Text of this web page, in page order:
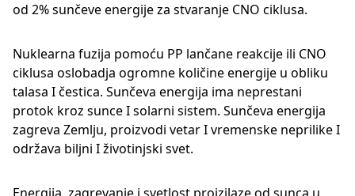
od 2% sunčeve energije za stvaranje CNO ciklusa.
Nuklearna fuzija pomoću PP lančane reakcije ili CNO
ciklusa oslobadja ogromne količine energije u obliku
talasa I čestica. Sunčeva energija ima neprestani
protok kroz sunce I solarni sistem. Sunčeva energija
zagreva Zemlju, proizvodi vetar I vremenske neprilike I
održava biljni I životinjski svet.